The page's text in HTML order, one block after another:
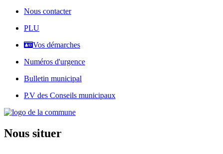
Nous contacter
PLU
Vos démarches
Numéros d'urgence
Bulletin municipal
P.V des Conseils municipaux
Nous situer